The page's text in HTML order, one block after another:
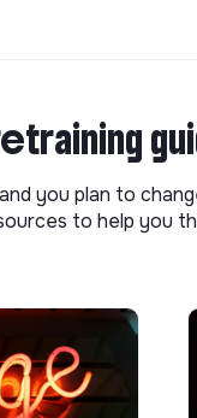
you plan to
to help you